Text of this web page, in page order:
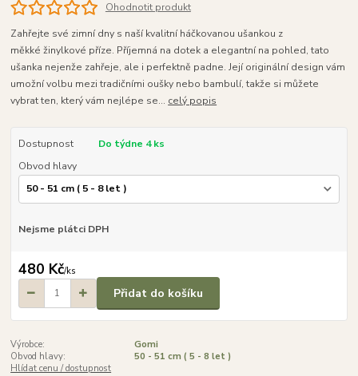
Ohodnotit produkt
Zahřejte své zimní dny s naší kvalitní háčkovanou ušankou z
měkké žinylkové příze. Příjemná na dotek a elegantní na pohled, tato
ušanka nejenže zahřeje, ale i perfektně padne. Její originální design vám
umožní volbu mezi tradičními oušky nebo bambulí, takže si můžete
vybrat ten, který vám nejlépe se... celý popis
Dostupnost
Do týdne 4 ks
Obvod hlavy
Nejsme plátci DPH
480 Kč/ks
Přidat do košíku
Výrobce:
Gomi
Obvod hlavy:
50 - 51 cm ( 5 - 8 let )
Hlídat cenu / dostupnost